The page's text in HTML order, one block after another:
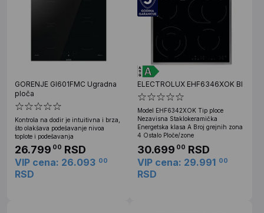
GORENJE GI601FMC Ugradna
ploča
Kontrola na dodir je intuitivna i brza,
što olakšava podešavanje nivoa
toplote i podešavanja
26.799 00 RSD
VIP cena: 26.093 00
RSD
ELECTROLUX EHF6346XOK BI
Model EHF6342XOK Tip ploce
Nezavisna Staklokeramička
Energetska klasa A Broj grejnih zona
4 Ostalo Ploče/zone
30.699 00 RSD
VIP cena: 29.991 00
RSD